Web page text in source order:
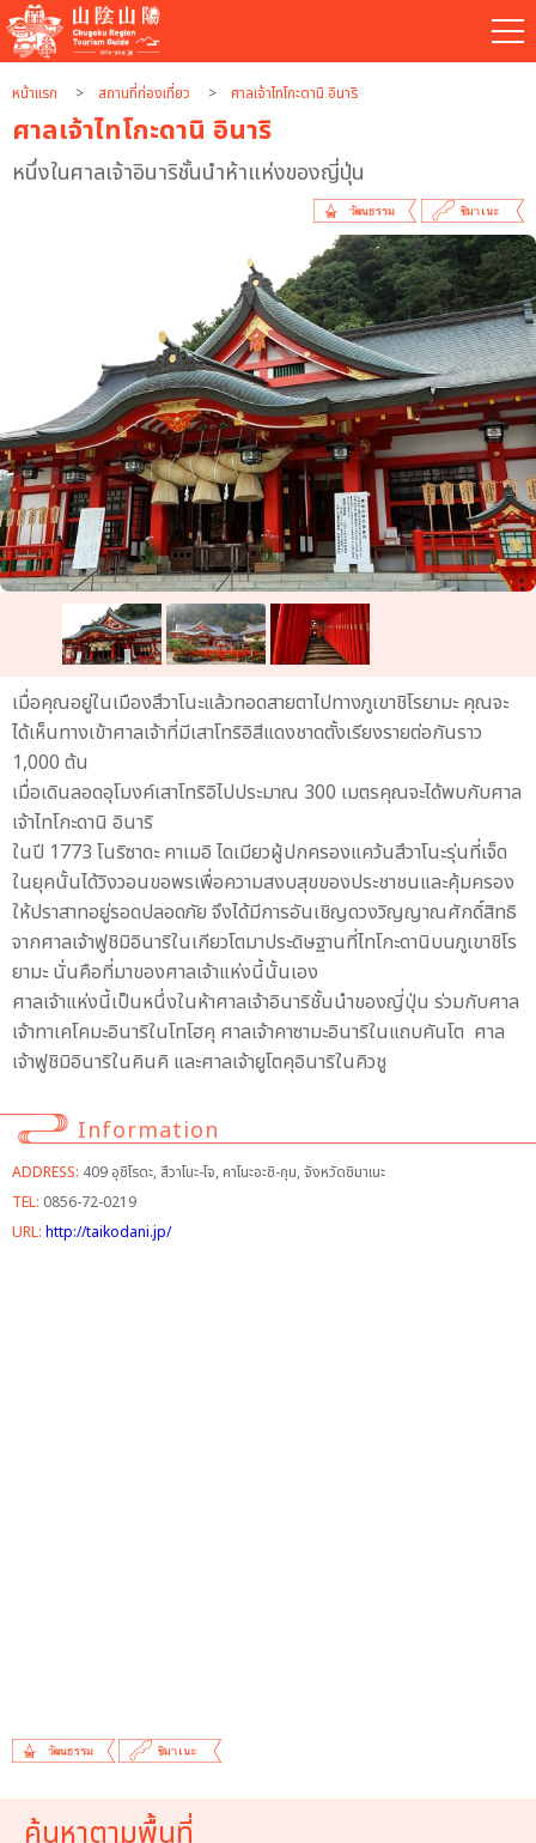
หน้าแรก สถานที่ท่องเที่ยว ศาลเจ้าไทโกะดานิ อินาริ
ศาลเจ้าไทโกะดานิ อินาริ
หนึ่งในศาลเจ้าอินาริชั้นนำห้าแห่งของญี่ปุ่น
เมื่อคุณอยู่ในเมืองสึวาโนะแล้วทอดสายตาไปทางภูเขาชิโรยามะ คุณจะ
ได้เห็นทางเข้าศาลเจ้าที่มีเสาโทริอิสีแดงชาดตั้งเรียงรายต่อกันราว
1,000 ต้น
เมื่อเดินลอดอุโมงค์เสาโทริอิไปประมาณ 300 เมตรคุณจะได้พบกับศาล
เจ้าไทโกะดานิ อินาริ
ในปี 1773 โนริซาดะ คาเมอิ ไดเมียวผู้ปกครองแคว้นสึวาโนะรุ่นที่เจ็ด
ในยุคนั้นได้วิงวอนขอพรเพื่อความสงบสุขของประชาชนและคุ้มครอง
ให้ปราสาทอยู่รอดปลอดภัย จึงได้มีการอันเชิญดวงวิญญาณศักดิ์สิทธิ
จากศาลเจ้าฟูชิมิอินาริในเกียวโตมาประดิษฐานที่ไทโกะดานิบนภูเขาชิโร
ยามะ นั่นคือที่มาของศาลเจ้าแห่งนี้นั้นเอง
ศาลเจ้าแห่งนี้เป็นหนึ่งในห้าศาลเจ้าอินาริชั้นนำของญี่ปุ่น ร่วมกับศาล
เจ้าทาเคโคมะอินาริในโทโฮคุ ศาลเจ้าคาซามะอินาริในแถบคันโต ศาล
เจ้าฟูชิมิอินาริในคินคิ และศาลเจ้ายูโตคุอินาริในคิวชู
Information
ADDRESS: 409 อุชิโรดะ, สึวาโนะ-โจ, คาโนะอะชิ-กุน, จังหวัดชิมาเนะ
TEL: 0856-72-0219
URL: http://taikodani.jp/